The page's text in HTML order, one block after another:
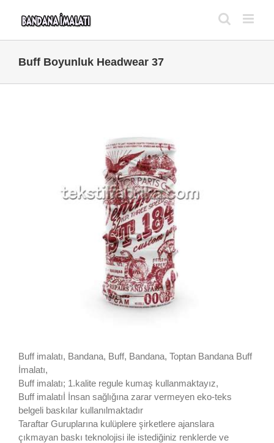
Buff Boyunluk Headwear 37
Buff imalatı, Bandana, Buff, Bandana, Toptan Bandana Buff
İmalatı,
Buff imalatı; 1.kalite regule kumaş kullanmaktayız,
Buff imalatıİ İnsan sağlığına zarar vermeyen eko-teks
belgeli baskılar kullanılmaktadır
Taraftar Guruplarına kulüplere şirketlere ajanslara
çıkmayan baskı teknolojisi ile istediğiniz renklerde ve